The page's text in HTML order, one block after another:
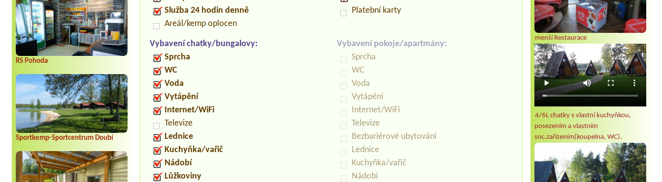
RS Pohoda
Sportkemp-Sportcentrum Doubí
menší Restaurace
4/6L chatky s vlastní kuchyňkou,
posezením a vlastním
soc.zařízením(koupelna, WC).
Služba 24 hodin denně
Areál/kemp oplocen
Platební karty
Vybavení chatky/bungalovy:
Sprcha
WC
Voda
Vytápění
Internet/WiFi
Televize
Lednice
Kuchyňka/vařič
Nádobí
Lůžkoviny
Vybavení pokoje/apartmány:
Sprcha
WC
Voda
Vytápění
Internet/WiFi
Televize
Bezbariérové ubytování
Lednice
Kuchyňka/vařič
Nádobí